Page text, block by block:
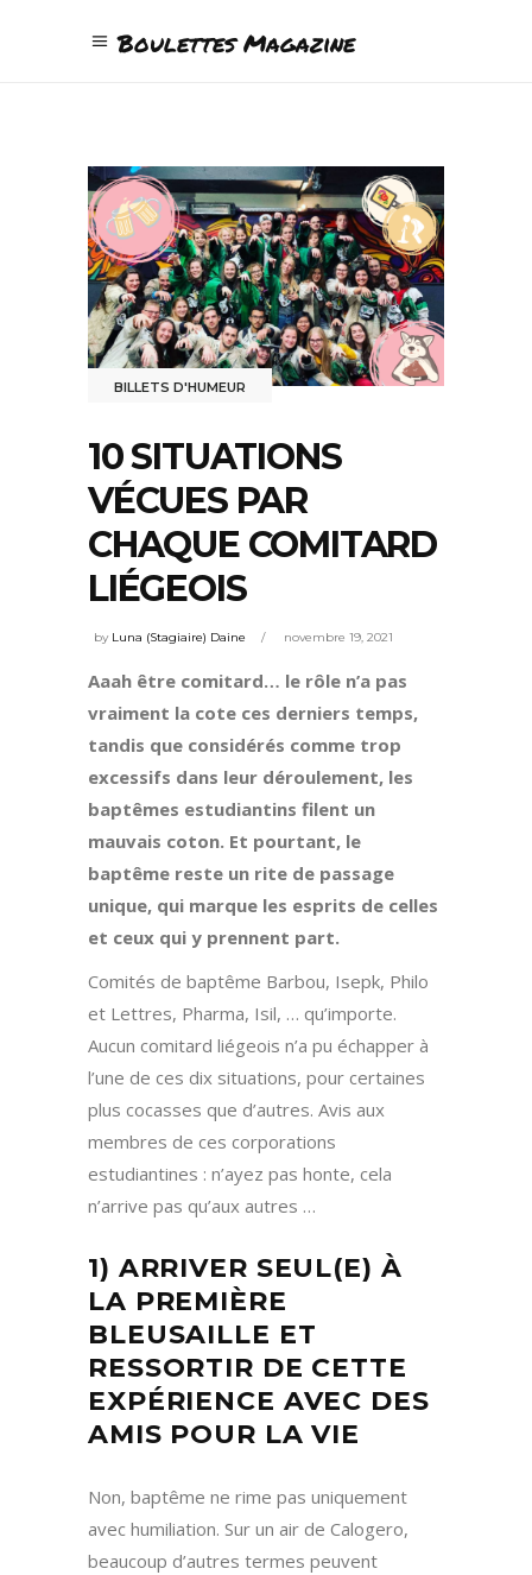
Boulettes Magazine
BILLETS D'HUMEUR
10 SITUATIONS
VÉCUES PAR
CHAQUE COMITARD
LIÉGEOIS
by Luna (Stagiaire) Daine novembre 19, 2021
Aaah être comitard… le rôle n’a pas
vraiment la cote ces derniers temps,
tandis que considérés comme trop
excessifs dans leur déroulement, les
baptêmes estudiantins filent un
mauvais coton. Et pourtant, le
baptême reste un rite de passage
unique, qui marque les esprits de celles
et ceux qui y prennent part.
Comités de baptême Barbou, Isepk, Philo
et Lettres, Pharma, Isil, … qu’importe.
Aucun comitard liégeois n’a pu échapper à
l’une de ces dix situations, pour certaines
plus cocasses que d’autres. Avis aux
membres de ces corporations
estudiantines : n’ayez pas honte, cela
n’arrive pas qu’aux autres …
1) ARRIVER SEUL(E) À
LA PREMIÈRE
BLEUSAILLE ET
RESSORTIR DE CETTE
EXPÉRIENCE AVEC DES
AMIS POUR LA VIE
Non, baptême ne rime pas uniquement
avec humiliation. Sur un air de Calogero,
beaucoup d’autres termes peuvent